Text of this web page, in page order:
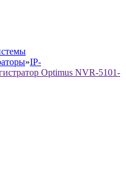
»IP-
Optimus NVR-5101-